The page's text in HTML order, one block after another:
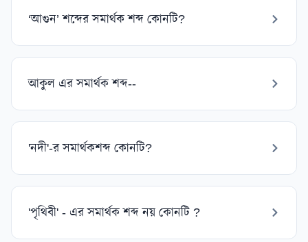
‘আগুন’ শব্দের সমার্থক শব্দ কোনটি?
আকুল এর সমার্থক শব্দ--
'নদী'-র সমার্থকশব্দ কোনটি?
'পৃথিবী' - এর সমার্থক শব্দ নয় কোনটি ?